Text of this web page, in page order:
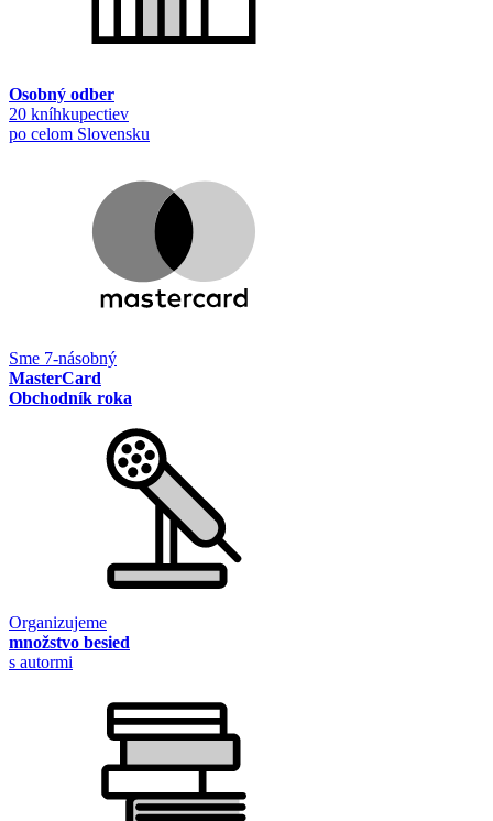
Osobný odber
20 kníhkupectiev
po celom Slovensku
Sme 7-násobný
MasterCard
Obchodník roka
Organizujeme
množstvo besied
s autormi